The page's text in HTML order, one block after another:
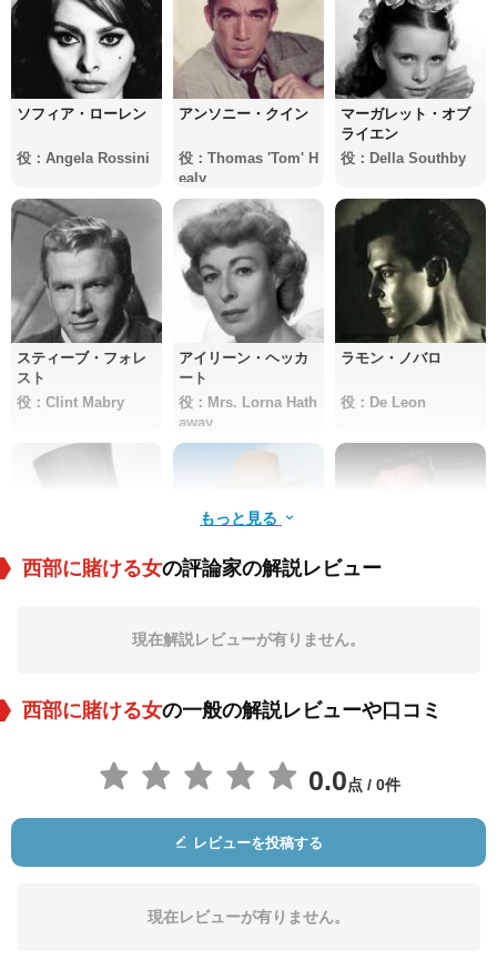
ソフィア・ローレン
役：Angela Rossini
アンソニー・クイン
役：Thomas 'Tom' H
ealy
マーガレット・オブ
ライエン
役：Della Southby
スティーブ・フォレ
スト
役：Clint Mabry
アイリーン・ヘッカ
ート
役：Mrs. Lorna Hath
away
ラモン・ノバロ
役：De Leon
役：Manfred 'Doc' M
役：Sam Pierce
役：Sheriff Ed McCl
フランク・シルベラ
もっと見る
西部に賭ける女の評論家の解説レビュー
現在解説レビューが有りません。
西部に賭ける女の一般の解説レビューや口コミ
0.0点 / 0件
レビューを投稿する
現在レビューが有りません。